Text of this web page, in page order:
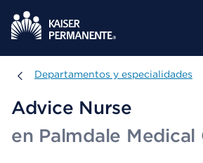
Departamentos y especialidades
Departamentos y especialidades
Advice Nurse
en Palmdale Medical